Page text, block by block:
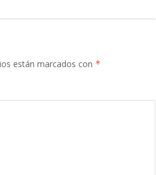
están marcados con *